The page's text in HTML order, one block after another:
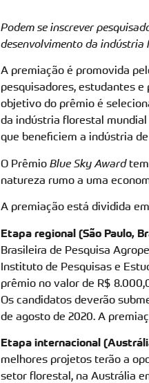
Podem se inscrever
desenvolvimento da
A premiação é promovida
pesquisadores, estudantes
objetivo do prêmio é
da indústria florestal
que beneficiem a indústria
O Prêmio Blue Sky Awardtem
natureza rumo a uma
A premiação está dividida
Etapa regional (São Paulo,
Brasileira de Pesquisa
Instituto de Pesquisas e
prêmio no valor de R$
Os candidatos deverão
de agosto de 2020. A
Etapa internacional
melhores projetos terão a
setor florestal, na Austrália